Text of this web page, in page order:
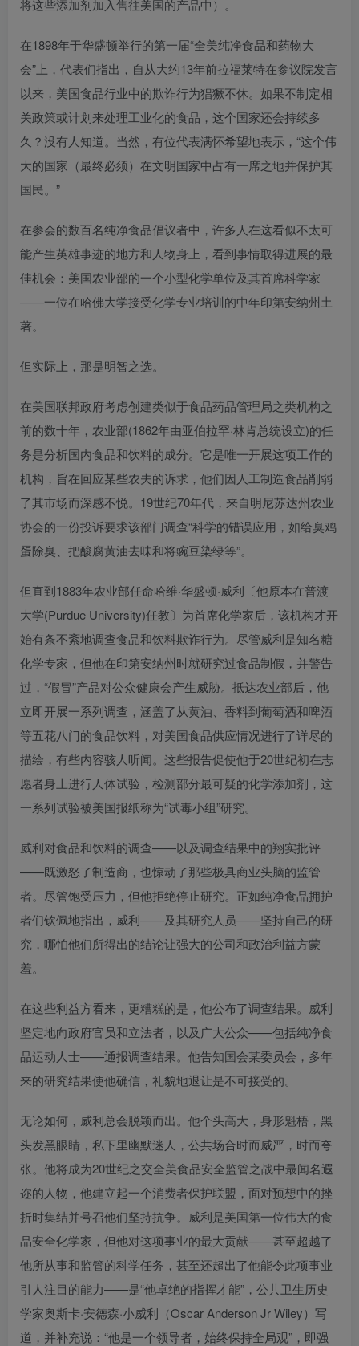
将这些添加剂加入售往美国的产品中）。
在1898年于华盛顿举行的第一届“全美纯净食品和药物大
会”上，代表们指出，自从大约13年前拉福莱特在参议院发言
以来，美国食品行业中的欺诈行为猖獗不休。如果不制定相
关政策或计划来处理工业化的食品，这个国家还会持续多
久？没有人知道。当然，有位代表满怀希望地表示，“这个伟
大的国家（最终必须）在文明国家中占有一席之地并保护其
国民。”
在参会的数百名纯净食品倡议者中，许多人在这看似不太可
能产生英雄事迹的地方和人物身上，看到事情取得进展的最
佳机会：美国农业部的一个小型化学单位及其首席科学家
——一位在哈佛大学接受化学专业培训的中年印第安纳州土
著。
但实际上，那是明智之选。
在美国联邦政府考虑创建类似于食品药品管理局之类机构之
前的数十年，农业部(1862年由亚伯拉罕·林肯总统设立)的任
务是分析国内食品和饮料的成分。它是唯一开展这项工作的
机构，旨在回应某些农夫的诉求，他们因人工制造食品削弱
了其市场而深感不悦。19世纪70年代，来自明尼苏达州农业
协会的一份投诉要求该部门调查“科学的错误应用，如给臭鸡
蛋除臭、把酸腐黄油去味和将豌豆染绿等”。
但直到1883年农业部任命哈维·华盛顿·威利〔他原本在普渡
大学(Purdue University)任教〕为首席化学家后，该机构才开
始有条不紊地调查食品和饮料欺诈行为。尽管威利是知名糖
化学专家，但他在印第安纳州时就研究过食品制假，并警告
过，“假冒”产品对公众健康会产生威胁。抵达农业部后，他
立即开展一系列调查，涵盖了从黄油、香料到葡萄酒和啤酒
等五花八门的食品饮料，对美国食品供应情况进行了详尽的
描绘，有些内容骇人听闻。这些报告促使他于20世纪初在志
愿者身上进行人体试验，检测部分最可疑的化学添加剂，这
一系列试验被美国报纸称为“试毒小组”研究。
威利对食品和饮料的调查——以及调查结果中的翔实批评
——既激怒了制造商，也惊动了那些极具商业头脑的监管
者。尽管饱受压力，但他拒绝停止研究。正如纯净食品拥护
者们钦佩地指出，威利——及其研究人员——坚持自己的研
究，哪怕他们所得出的结论让强大的公司和政治利益方蒙
羞。
在这些利益方看来，更糟糕的是，他公布了调查结果。威利
坚定地向政府官员和立法者，以及广大公众——包括纯净食
品运动人士——通报调查结果。他告知国会某委员会，多年
来的研究结果使他确信，礼貌地退让是不可接受的。
无论如何，威利总会脱颖而出。他个头高大，身形魁梧，黑
头发黑眼睛，私下里幽默迷人，公共场合时而威严，时而夸
张。他将成为20世纪之交全美食品安全监管之战中最闻名遐
迩的人物，他建立起一个消费者保护联盟，面对预想中的挫
折时集结并号召他们坚持抗争。威利是美国第一位伟大的食
品安全化学家，但他对这项事业的最大贡献——甚至超越了
他所从事和监管的科学任务，甚至还超出了他能令此项事业
引人注目的能力——是“他卓绝的指挥才能”，公共卫生历史
学家奥斯卡·安德森·小威利（Oscar Anderson Jr Wiley）写
道，并补充说：“他是一个领导者，始终保持全局观”，即强